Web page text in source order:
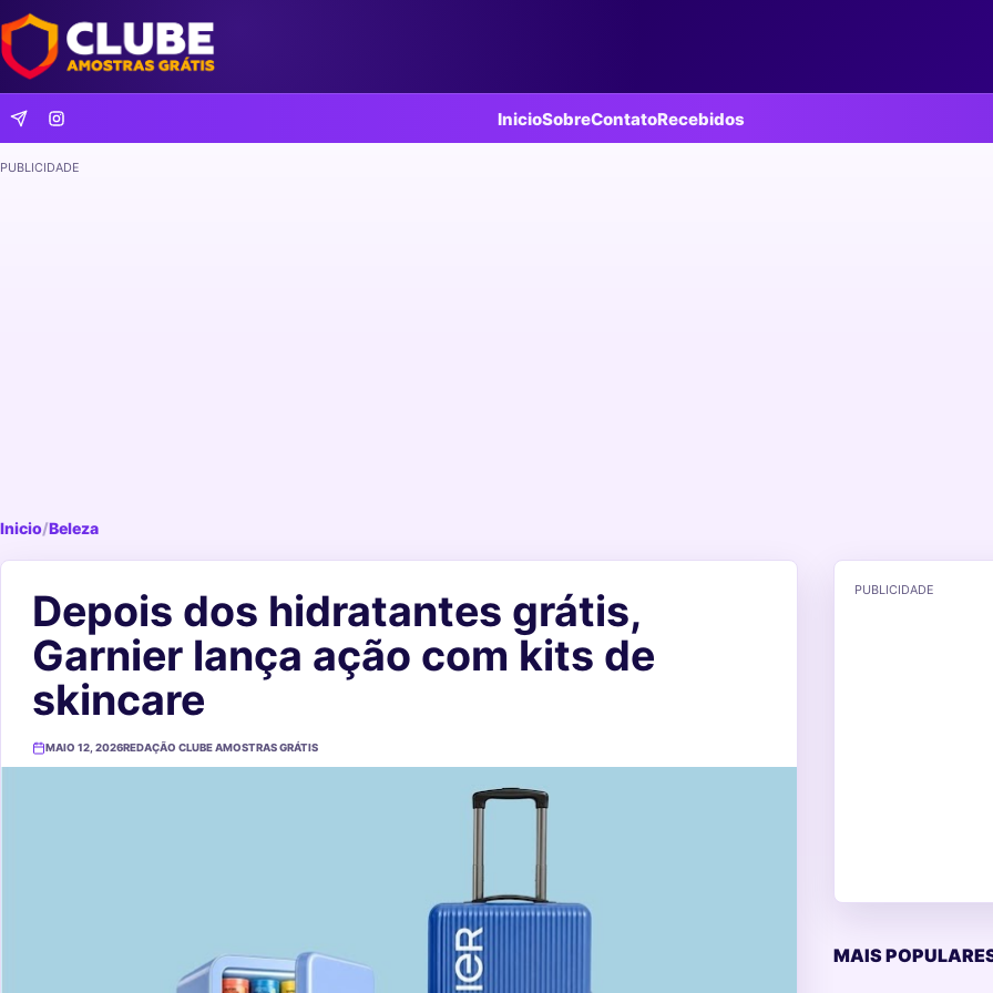
InicioSobreContatoRecebidos
PUBLICIDADE
Inicio/Beleza
Depois dos hidratantes grátis,
Garnier lança ação com kits de
skincare
MAIO 12, 2026REDAÇÃO CLUBE AMOSTRAS GRÁTIS
PUBLICIDADE
MAIS